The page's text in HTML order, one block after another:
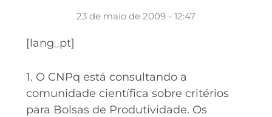
23 de maio de 2009 - 12:47
[lang_pt]
1. O CNPq está consultando a
comunidade científica sobre critérios
para Bolsas de Produtividade. Os